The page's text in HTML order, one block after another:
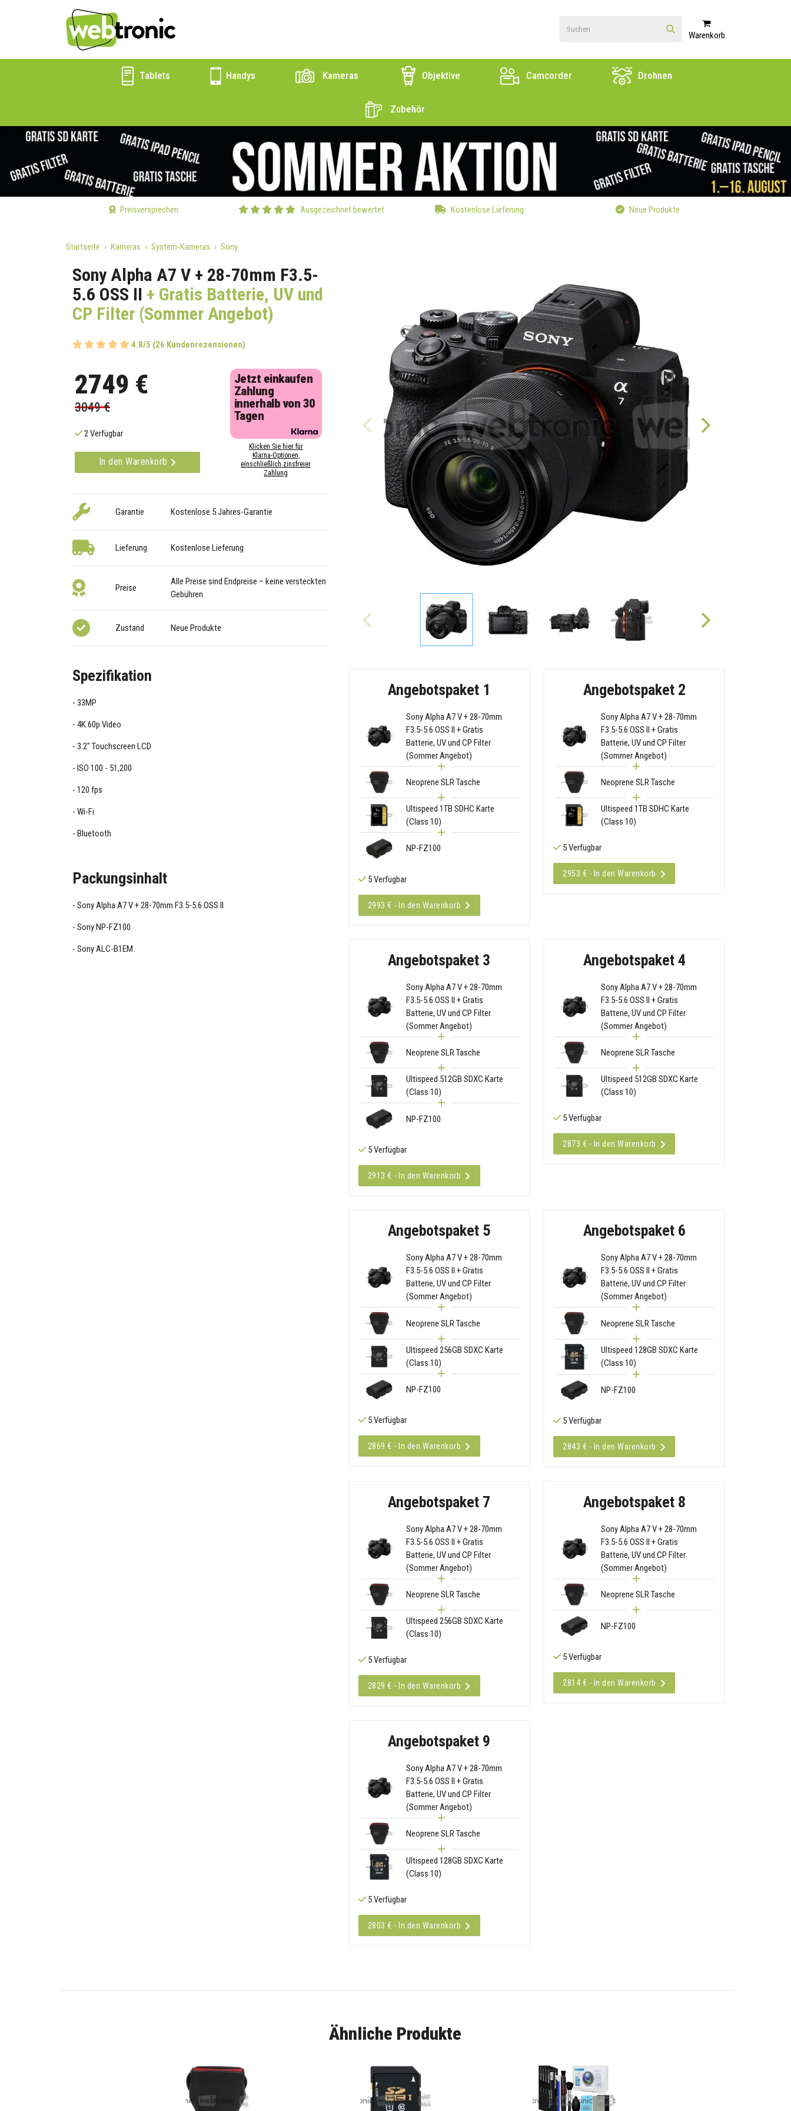
Warenkorb
Tablets Handys Kameras Objektive Camcorder Drohnen
Zubehör
Preisversprechen Ausgezeichnet bewertet Kostenlose Lieferung Neue Produkte
Startseite Kameras System-Kameras Sony
Sony Alpha A7 V + 28-70mm F3.5-
5.6 OSS II + Gratis Batterie, UV und
CP Filter (Sommer Angebot)
4.8/5 (26 Kundenrezensionen)
2749 €
3049 €
2 Verfügbar
In den Warenkorb
Jetzt einkaufen
Zahlung
innerhalb von 30
Tagen
Klicken Sie hier für
Klarna-Optionen,
einschließlich zinsfreier
Zahlung
Garantie Kostenlose 5 Jahres-Garantie
Lieferung Kostenlose Lieferung
Preise
Alle Preise sind Endpreise – keine versteckten
Gebühren
Zustand Neue Produkte
Angebotspaket 1
Sony Alpha A7 V + 28-70mm
F3.5-5.6 OSS II + Gratis
Batterie, UV und CP Filter
(Sommer Angebot)
Neoprene SLR Tasche
Ultispeed 1TB SDHC Karte
(Class 10)
NP-FZ100
5 Verfügbar
2993 € - In den Warenkorb
Angebotspaket 2
Sony Alpha A7 V + 28-70mm
F3.5-5.6 OSS II + Gratis
Batterie, UV und CP Filter
(Sommer Angebot)
Neoprene SLR Tasche
Ultispeed 1TB SDHC Karte
(Class 10)
5 Verfügbar
2953 € - In den Warenkorb
Angebotspaket 3
Sony Alpha A7 V + 28-70mm
F3.5-5.6 OSS II + Gratis
Batterie, UV und CP Filter
(Sommer Angebot)
Neoprene SLR Tasche
Ultispeed 512GB SDXC Karte
(Class 10)
NP-FZ100
5 Verfügbar
2913 € - In den Warenkorb
Angebotspaket 4
Sony Alpha A7 V + 28-70mm
F3.5-5.6 OSS II + Gratis
Batterie, UV und CP Filter
(Sommer Angebot)
Neoprene SLR Tasche
Ultispeed 512GB SDXC Karte
(Class 10)
5 Verfügbar
2873 € - In den Warenkorb
Angebotspaket 5
Sony Alpha A7 V + 28-70mm
F3.5-5.6 OSS II + Gratis
Batterie, UV und CP Filter
(Sommer Angebot)
Neoprene SLR Tasche
Ultispeed 256GB SDXC Karte
(Class 10)
NP-FZ100
5 Verfügbar
2869 € - In den Warenkorb
Angebotspaket 6
Sony Alpha A7 V + 28-70mm
F3.5-5.6 OSS II + Gratis
Batterie, UV und CP Filter
(Sommer Angebot)
Neoprene SLR Tasche
Ultispeed 128GB SDXC Karte
(Class 10)
NP-FZ100
5 Verfügbar
2843 € - In den Warenkorb
Angebotspaket 7
Sony Alpha A7 V + 28-70mm
F3.5-5.6 OSS II + Gratis
Batterie, UV und CP Filter
(Sommer Angebot)
Neoprene SLR Tasche
Ultispeed 256GB SDXC Karte
(Class 10)
5 Verfügbar
2829 € - In den Warenkorb
Angebotspaket 8
Sony Alpha A7 V + 28-70mm
F3.5-5.6 OSS II + Gratis
Batterie, UV und CP Filter
(Sommer Angebot)
Neoprene SLR Tasche
NP-FZ100
5 Verfügbar
2814 € - In den Warenkorb
Angebotspaket 9
Sony Alpha A7 V + 28-70mm
F3.5-5.6 OSS II + Gratis
Batterie, UV und CP Filter
(Sommer Angebot)
Neoprene SLR Tasche
Ultispeed 128GB SDXC Karte
(Class 10)
5 Verfügbar
2803 € - In den Warenkorb
Spezifikation
33MP
4K 60p Video
3.2" Touchscreen LCD
ISO 100 - 51,200
120 fps
Wi-Fi
Bluetooth
Packungsinhalt
Sony Alpha A7 V + 28-70mm F3.5-5.6 OSS II
Sony NP-FZ100
Sony ALC-B1EM
Ähnliche Produkte